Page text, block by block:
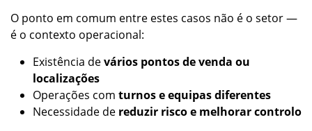
O ponto em comum entre estes casos não é o setor —
é o contexto operacional:
Existência devários pontos de venda ou
localizações
Operações com turnos e equipas diferentes
Necessidade de reduzir risco e melhorar controlo